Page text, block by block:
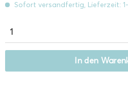
Sofort versandfertig, Lieferzeit:
In den